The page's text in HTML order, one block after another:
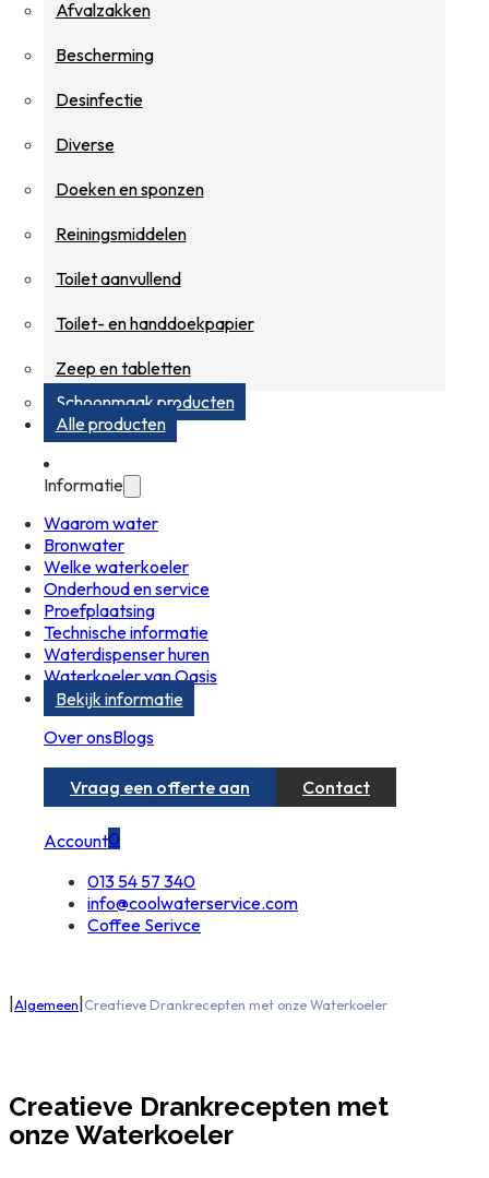
Afvalzakken
Bescherming
Desinfectie
Diverse
Doeken en sponzen
Reiningsmiddelen
Toilet aanvullend
Toilet- en handdoekpapier
Zeep en tabletten
Schoonmaak producten
Alle producten
Informatie
Waarom water
Bronwater
Welke waterkoeler
Onderhoud en service
Proefplaatsing
Technische informatie
Waterdispenser huren
Waterkoeler van Oasis
Bekijk informatie
Over onsBlogs
Vraag een offerte aan Contact
Account0
013 54 57 340
info@coolwaterservice.com
Coffee Serivce
|Algemeen|Creatieve Drankrecepten met onze Waterkoeler
Creatieve Drankrecepten met
onze Waterkoeler